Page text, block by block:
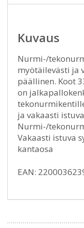
Kuvaus
Nurmi-/
myötäilevästi ja
päällinen. Koot
on
ja vakaasti
Nurmi-/
Vakaasti istuva
kantaosa
EAN: